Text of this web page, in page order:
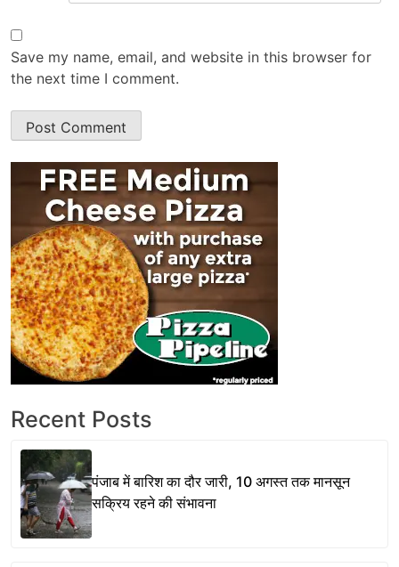
Save my name, email, and website in this browser for
the next time I comment.
Recent Posts
पंजाब में बारिश का दौर जारी, 10 अगस्त तक मानसून
सक्रिय रहने की संभावना